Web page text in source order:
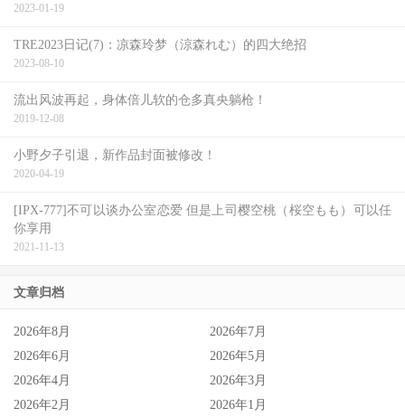
2023-01-19
TRE2023日记(7)：凉森玲梦（涼森れむ）的四大绝招
2023-08-10
流出风波再起，身体倍儿软的仓多真央躺枪！
2019-12-08
小野夕子引退，新作品封面被修改！
2020-04-19
[IPX-777]不可以谈办公室恋爱 但是上司樱空桃（桜空もも）可以任
你享用
2021-11-13
文章归档
2026年8月
2026年7月
2026年6月
2026年5月
2026年4月
2026年3月
2026年2月
2026年1月